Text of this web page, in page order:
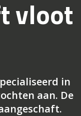
vloot
in
aan. De